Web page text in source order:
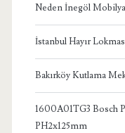
Neden İnegöl
İstanbul Hayır
Bakırköy Kutlama
1600A01TG3 Bosch
PH2x125mm